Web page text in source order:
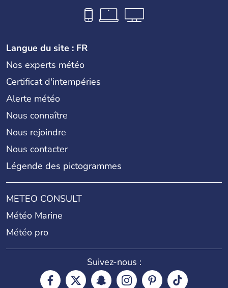
Langue du site : FR
Nos experts météo
Certificat d'intempéries
Alerte météo
Nous connaître
Nous rejoindre
Nous contacter
Légende des pictogrammes
METEO CONSULT
Météo Marine
Météo pro
Suivez-nous :